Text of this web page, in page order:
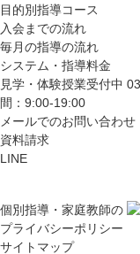
目的別指導コース
入会までの流れ
毎月の指導の流れ
システム・指導料金
見学・体験授業受付中
間：9:00-19:00
メールでのお問い合わせ
資料請求
LINE
個別指導・家庭教師の
プライバシーポリシー
サイトマップ